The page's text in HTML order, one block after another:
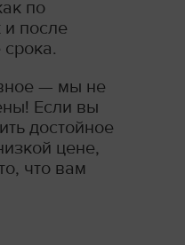
по
и после
— мы не
Если вы
достойное
цене,
что вам